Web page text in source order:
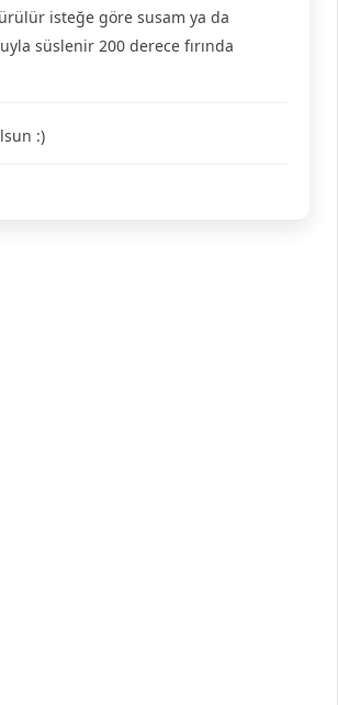
isteğe göre susam ya da
süslenir 200 derece fırında
:)